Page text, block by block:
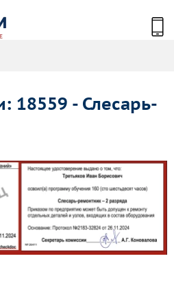
18559 - Слесарь-